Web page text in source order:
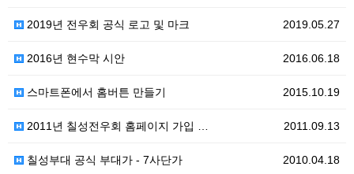
2019.05.27
2019년 전우회 공식 로고 및 마크
2016.06.18
2016년 현수막 시안
2015.10.19
스마트폰에서 홈버튼 만들기
2011.09.13
2011년 칠성전우회 홈페이지 가입 …
2010.04.18
칠성부대 공식 부대가 - 7사단가